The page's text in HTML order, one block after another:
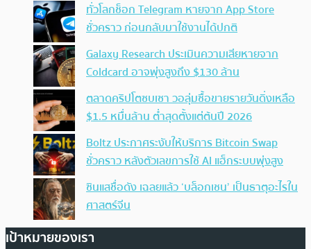
ทั่วโลกช็อก Telegram หายจาก App Store
ชั่วคราว ก่อนกลับมาใช้งานได้ปกติ
Galaxy Research ประเมินความเสียหายจาก
Coldcard อาจพุ่งสูงถึง $130 ล้าน
ตลาดคริปโตซบเซา วอลุ่มซื้อขายรายวันดิ่งเหลือ
$1.5 หมื่นล้าน ต่ำสุดตั้งแต่ต้นปี 2026
Boltz ประกาศระงับให้บริการ Bitcoin Swap
ชั่วคราว หลังตัวเลขการใช้ AI แฮ็กระบบพุ่งสูง
ซินแสชื่อดัง เฉลยแล้ว ‘บล็อกเชน’ เป็นธาตุอะไรใน
ศาสตร์จีน
เป้าหมายของเรา